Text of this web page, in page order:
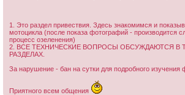
1. Это раздел привествия. Здесь знакомимся и
мотоцикла (после показа фотографий - производится
процесс озеленения)
2. ВСЕ ТЕХНИЧЕСКИЕ ВОПРОСЫ ОБСУЖДАЮТСЯ В
РАЗДЕЛАХ.
За нарушение - бан на сутки для подробного изучения
Приятного всем общения